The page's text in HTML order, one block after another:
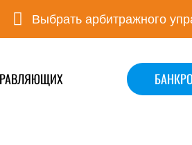
Выбрать арбитражного